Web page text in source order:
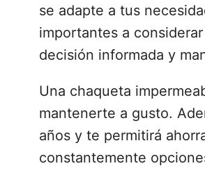
se adapte a tus
importantes a
decisión informada y
Una chaqueta
mantenerte a gusto.
años y te permitirá
constantemente